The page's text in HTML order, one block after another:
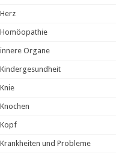
Herz
Homöopathie
innere Organe
Kindergesundheit
Knie
Knochen
Kopf
Krankheiten und Probleme